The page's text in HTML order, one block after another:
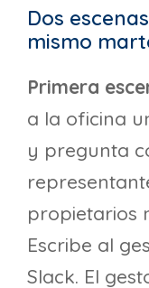
Dos
mismo
Primera
a la oficina
y pregunta
propietarios
Escribe al
Slack. El